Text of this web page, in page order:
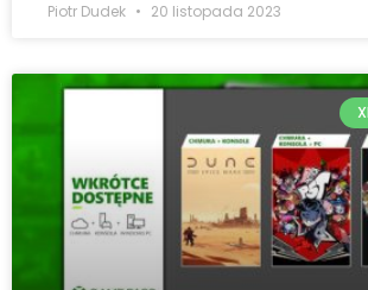
Piotr Dudek 20 listopada 2023